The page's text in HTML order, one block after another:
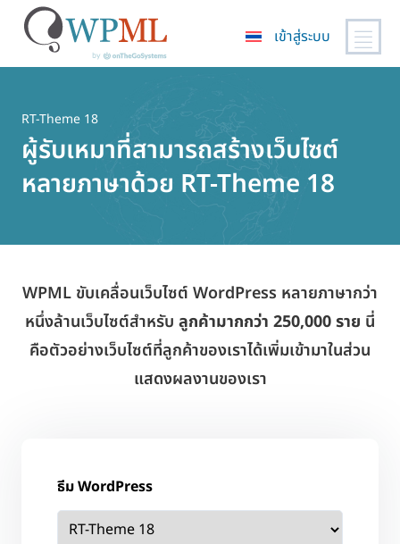
เนื้อหา
หลัก
เข้าสู่ระบบ
RT-Theme 18
ผู้รับเหมาที่สามารถสร้างเว็บไซต์
หลายภาษาด้วย RT-Theme 18
WPML ขับเคลื่อนเว็บไซต์ WordPress หลายภาษากว่า
หนึ่งล้านเว็บไซต์สำหรับ ลูกค้ามากกว่า 250,000 ราย นี่
คือตัวอย่างเว็บไซต์ที่ลูกค้าของเราได้เพิ่มเข้ามาในส่วน
แสดงผลงานของเรา
ธีม WordPress